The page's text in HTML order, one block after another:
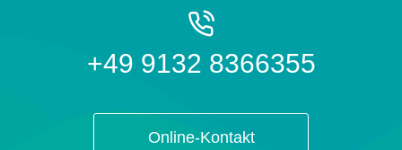
+49 9132 8366355
Online-Kontakt